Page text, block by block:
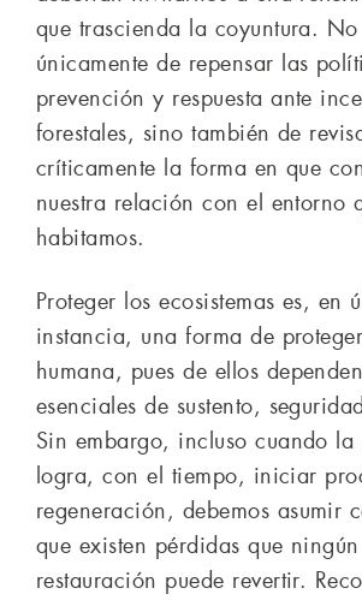
que trascienda la coyuntura. No
únicamente de repensar las
prevención y respuesta ante
forestales, sino también de
críticamente la forma en que
nuestra relación con el entorno
habitamos.
Proteger los ecosistemas es, en
instancia, una forma de
humana, pues de ellos
esenciales de sustento,
Sin embargo, incluso cuando la
logra, con el tiempo, iniciar
regeneración, debemos asumir
que existen pérdidas que
restauración puede revertir.